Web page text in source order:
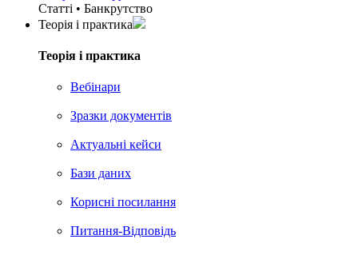
Статті • Банкрутство
Теорія i практика
Теорія i практика
Вебінари
Зразки документів
Актуальні кейси
Бази даних
Корисні посилання
Питання-Відповідь